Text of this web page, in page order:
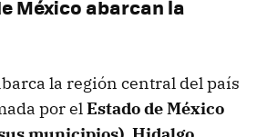
México abarcan la
la región central del país
por elEstado de México